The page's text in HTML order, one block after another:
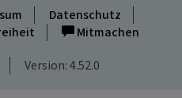
Datenschutz
Mitmachen
Version: 4.52.0